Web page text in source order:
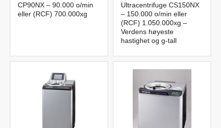
CP90NX – 90.000 o/min
eller (RCF) 700.000xg
Ultracentrifuge CS150NX
– 150.000 o/min eller
(RCF) 1.050.000xg –
Verdens høyeste
hastighet og g-tall